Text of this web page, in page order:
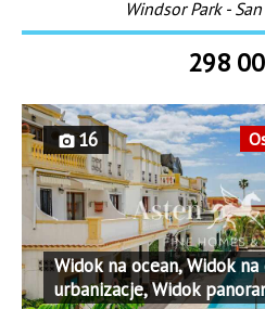
Windsor Park -
298
16
Widok na ocean, Widok
urbanizacje, Widok